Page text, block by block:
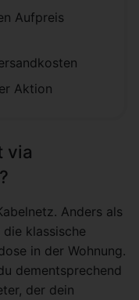
Aufpreis
Aktion
via
Anders als
klassische
in der Wohnung.
dementsprechend
der dein